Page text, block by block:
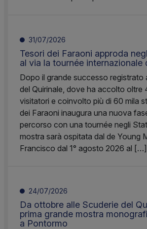
31/07/2026
Tesori dei Faraoni approda
al via la tournée internazionale
Dopo il grande successo registrato
del Quirinale, dove ha accolto oltre
visitatori e coinvolto più di 60 mila
dei Faraoni inaugura una nuova
percorso con una tournée negli
mostra sarà ospitata dal de Young
Francisco dal 1° agosto 2026 al […]
24/07/2026
Da ottobre alle Scuderie del
prima grande mostra
a Pontormo